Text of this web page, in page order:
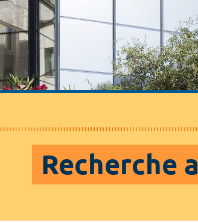
Recherche